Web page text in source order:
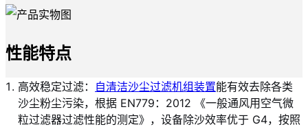
性能特点
高效稳定过滤： 自清洁沙尘过滤机组装置能有效去除各类
沙尘粉尘污染，根据 EN779：2012 《一般通风用空气微
粒过滤器过滤性能的测定》，设备除沙效率优于 G4，按照